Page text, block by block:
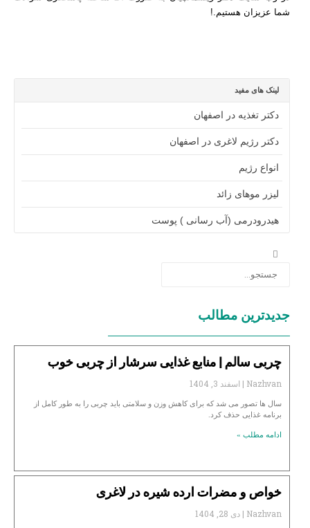
شما عزیزان هستیم.!
لینک های مفید
دکتر تغذیه در اصفهان
دکتر رژیم لاغری در اصفهان
انواع رژیم
لیزر موهای زائد
هیدرودرمی (آب رسانی ) پوست
جدیدترین مطالب
چربی سالم | منابع غذایی سرشار از چربی خوب
Nazhvan اسفند 3, 1404
سال ها تصور می شد که برای کاهش وزن و سلامتی باید چربی را به طور کامل از
برنامه غذایی حذف کرد.
ادامه مطلب »
خواص و مضرات ارده شیره در لاغری
Nazhvan دی 28, 1404